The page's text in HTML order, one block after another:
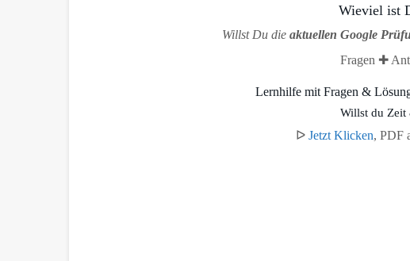
Wieviel ist
Willst Du die aktuellen Google
Fragen ✚
Lernhilfe mit Fragen &
Willst du Zeit
ᐅ Jetzt Klicken, PDF